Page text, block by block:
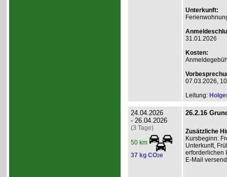
Unterkunft:
31.01.2026
Kosten:
07.03.2026,
Leitung:
24.04.2026
- 26.04.2026
(3 Tage)
50 km
37 kg CO2e
26.2.16
Zusätzliche
Kursbeginn:
Unterkunft,
erforderlichen
E-Mail